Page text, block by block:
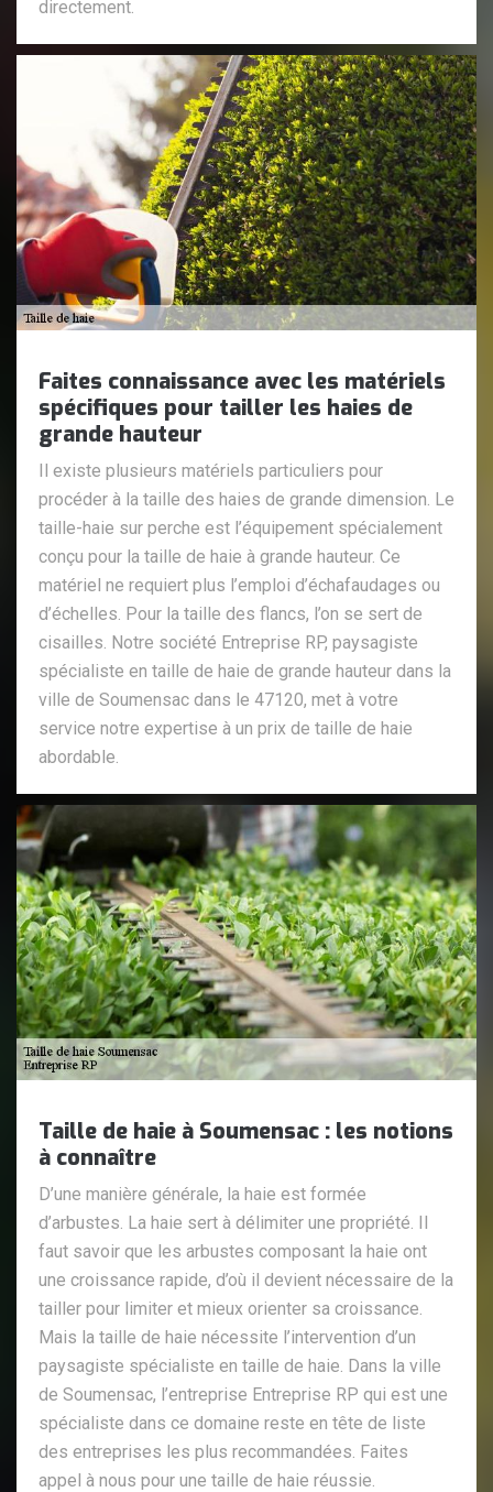
directement.
Faites connaissance avec les matériels
spécifiques pour tailler les haies de
grande hauteur
Il existe plusieurs matériels particuliers pour
procéder à la taille des haies de grande dimension. Le
taille-haie sur perche est l’équipement spécialement
conçu pour la taille de haie à grande hauteur. Ce
matériel ne requiert plus l’emploi d’échafaudages ou
d’échelles. Pour la taille des flancs, l’on se sert de
cisailles. Notre société Entreprise RP, paysagiste
spécialiste en taille de haie de grande hauteur dans la
ville de Soumensac dans le 47120, met à votre
service notre expertise à un prix de taille de haie
abordable.
Taille de haie à Soumensac : les notions
à connaître
D’une manière générale, la haie est formée
d’arbustes. La haie sert à délimiter une propriété. Il
faut savoir que les arbustes composant la haie ont
une croissance rapide, d’où il devient nécessaire de la
tailler pour limiter et mieux orienter sa croissance.
Mais la taille de haie nécessite l’intervention d’un
paysagiste spécialiste en taille de haie. Dans la ville
de Soumensac, l’entreprise Entreprise RP qui est une
spécialiste dans ce domaine reste en tête de liste
des entreprises les plus recommandées. Faites
appel à nous pour une taille de haie réussie.